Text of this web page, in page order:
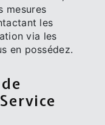
mesures
les
via les
en possédez.